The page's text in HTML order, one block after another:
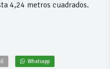
4,24 metros cuadrados.
Whatsapp